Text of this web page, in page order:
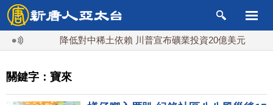
降低對中稀土依賴 川普宣布礦業投資20億美元
關鍵字：寶來